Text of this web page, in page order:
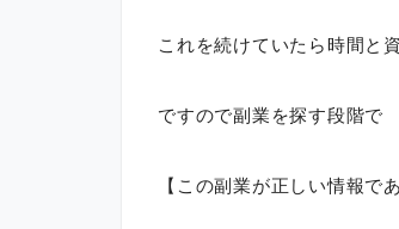
これを続けていたら時間と
ですので副業を探す段階で
【この副業が正しい情報で